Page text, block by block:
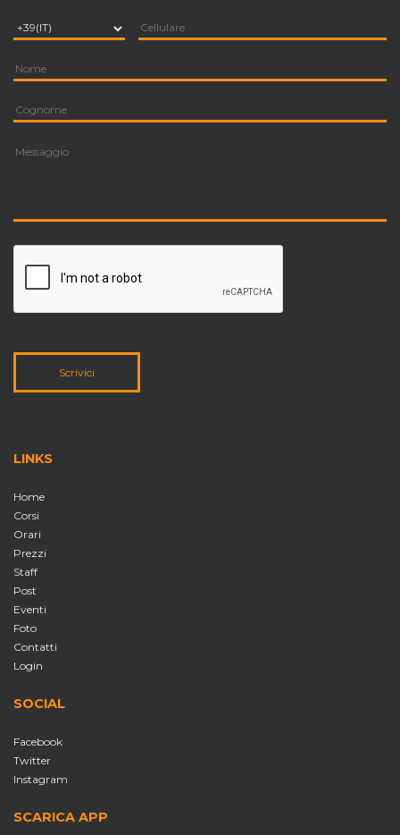
Scrivici
LINKS
Home
Corsi
Orari
Prezzi
Staff
Post
Eventi
Foto
Contatti
Login
SOCIAL
Facebook
Twitter
Instagram
SCARICA APP